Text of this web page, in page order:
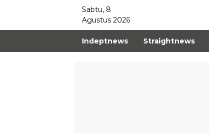
Sabtu, 8
Agustus 2026
Indeptnews Straightnews